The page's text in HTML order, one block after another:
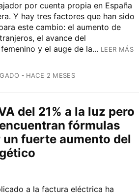
por cuenta propia en España
Y hay tres factores que han sido
este cambio: el aumento de
el avance del
y el auge de la... LEER MÁS
HACE 2 MESES
del 21% a la luz pero
fórmulas
fuerte aumento del
a la factura eléctrica ha